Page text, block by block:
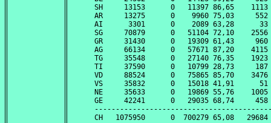
SH     13153      0   11397 86,65
AR     13275      0    9960 75,03
AI      3301      0    2089 63,28
SG     70879      0   51104 72,10
GR     31430      0   19309 61,43
AG     66134      0   57671 87,20
TG     35548      0   27140 76,35
TI     37590      0   10799 28,73
VD     88524      0   75865 85,70
VS     35832      0   15018 41,91
NE     35633      0   19869 55,76
GE     42241      0   29035 68,74
CH   1075950      0  700279 65,08